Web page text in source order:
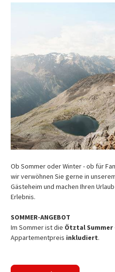
Ob Sommer oder Winter - ob für
wir verwöhnen Sie gerne in
Gästeheim und machen Ihren
Erlebnis.
SOMMER-ANGEBOT
Im Sommer ist die Ötztal Summer
Appartementpreis inkludiert.